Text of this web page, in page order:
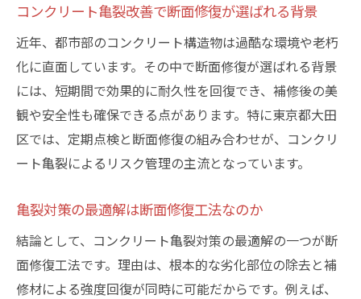
コンクリート亀裂改善で断面修復が選ばれる背景
近年、都市部のコンクリート構造物は過酷な環境や老朽
化に直面しています。その中で断面修復が選ばれる背景
には、短期間で効果的に耐久性を回復でき、補修後の美
観や安全性も確保できる点があります。特に東京都大田
区では、定期点検と断面修復の組み合わせが、コンクリ
ート亀裂によるリスク管理の主流となっています。
亀裂対策の最適解は断面修復工法なのか
結論として、コンクリート亀裂対策の最適解の一つが断
面修復工法です。理由は、根本的な劣化部位の除去と補
修材による強度回復が同時に可能だからです。例えば、